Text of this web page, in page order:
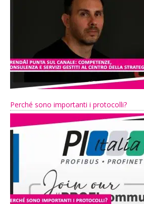
Perché sono importanti i protocolli?